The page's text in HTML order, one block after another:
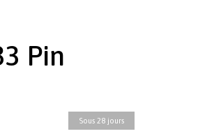
Pin
Sous 28 jours